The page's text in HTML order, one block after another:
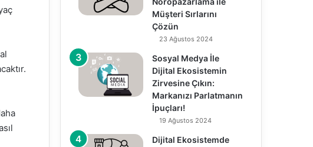
Müşteri Sırlarını
Çözün
23 Ağustos 2024
Sosyal Medya İle
Dijital Ekosistemin
Zirvesine Çıkın:
Markanızı Parlatmanın
İpuçları!
19 Ağustos 2024
Dijital Ekosistemde